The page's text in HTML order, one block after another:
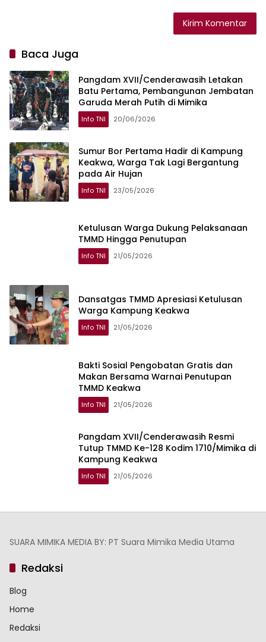
Baca Juga
Pangdam XVII/Cenderawasih Letakan
Batu Pertama, Pembangunan Jembatan
Garuda Merah Putih di Mimika
Info TNI 20/06/2026
Sumur Bor Pertama Hadir di Kampung
Keakwa, Warga Tak Lagi Bergantung
pada Air Hujan
Info TNI 23/05/2026
Ketulusan Warga Dukung Pelaksanaan
TMMD Hingga Penutupan
Info TNI 21/05/2026
Dansatgas TMMD Apresiasi Ketulusan
Warga Kampung Keakwa
Info TNI 21/05/2026
Bakti Sosial Pengobatan Gratis dan
Makan Bersama Warnai Penutupan
TMMD Keakwa
Info TNI 21/05/2026
Pangdam XVII/Cenderawasih Resmi
Tutup TMMD Ke-128 Kodim 1710/Mimika di
Kampung Keakwa
Info TNI 21/05/2026
SUARA MIMIKA MEDIA BY: PT Suara Mimika Media Utama
Redaksi
Blog
Home
Redaksi